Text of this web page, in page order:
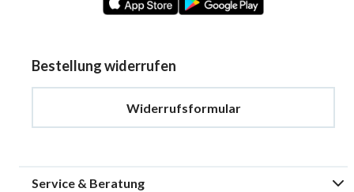
Bestellung widerrufen
Widerrufsformular
Service & Beratung